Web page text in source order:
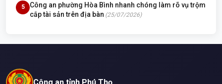
5
Công an phường Hòa Bình nhanh chóng làm rõ vụ trộm
cắp tài sản trên địa bàn (25/07/2026)
Công an tỉnh Phú Thọ